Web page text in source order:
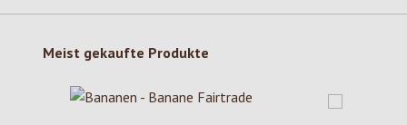
Produktgalerie überspringen
Meist gekaufte Produkte